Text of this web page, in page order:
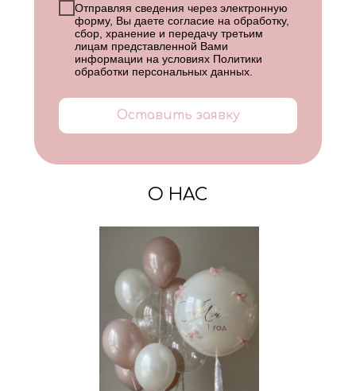
Отправляя сведения через электронную
форму, Вы даете согласие на обработку,
сбор, хранение и передачу третьим
лицам представленной Вами
информации на условиях Политики
обработки персональных данных
Оставить заявку
О НАС